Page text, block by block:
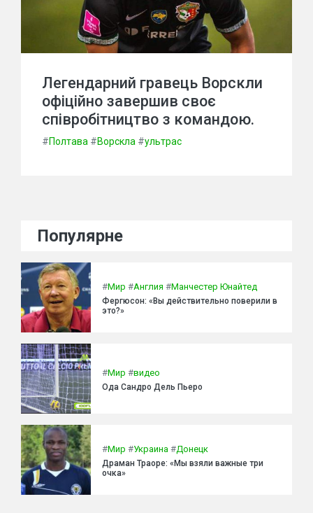
Легендарний гравець Ворскли
офіційно завершив своє
співробітництво з командою.
#Полтава #Ворскла #ультрас
Популярне
#Мир #Англия #Манчестер Юнайтед
Фергюсон: «Вы действительно поверили в
это?»
#Мир #видео
Ода Сандро Дель Пьеро
#Мир #Украина #Донецк
Драман Траоре: «Мы взяли важные три
очка»